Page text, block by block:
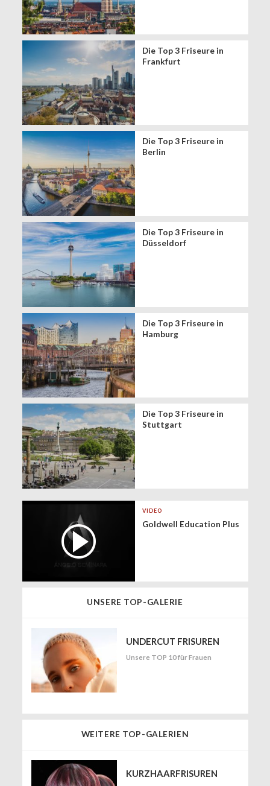
Die Top 3 Friseure in
Frankfurt
Die Top 3 Friseure in
Berlin
Die Top 3 Friseure in
Düsseldorf
Die Top 3 Friseure in
Hamburg
Die Top 3 Friseure in
Stuttgart
VIDEO
Goldwell Education Plus
UNSERE TOP-GALERIE
UNDERCUT FRISUREN
Unsere TOP 10 für Frauen
WEITERE TOP-GALERIEN
KURZHAARFRISUREN